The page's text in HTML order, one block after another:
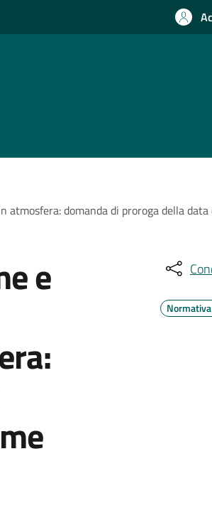
domanda di proroga della
e